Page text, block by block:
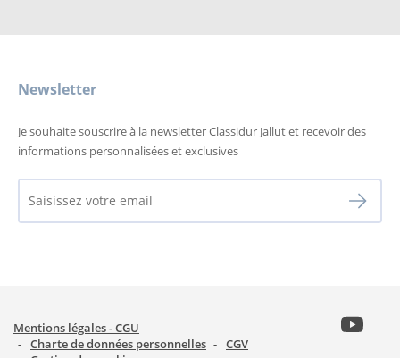
Newsletter
Je souhaite souscrire à la newsletter Classidur Jallut et recevoir des
informations personnalisées et exclusives
Mentions légales - CGU
Charte de données personnelles
CGV